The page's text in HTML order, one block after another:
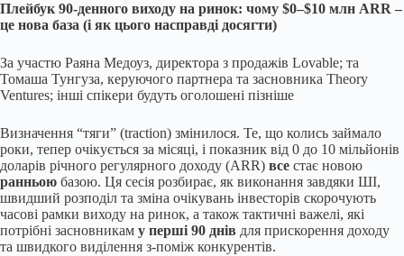
Плейбук 90-денного виходу на ринок: чому $0–$10 млн ARR –
це нова база (і як цього насправді досягти)
За участю Раяна Медоуз, директора з продажів Lovable; та
Томаша Тунгуза, керуючого партнера та засновника Theory
Ventures; інші спікери будуть оголошені пізніше
Визначення “тяги” (traction) змінилося. Те, що колись займало
роки, тепер очікується за місяці, і показник від 0 до 10 мільйонів
доларів річного регулярного доходу (ARR) все стає новою
ранньою базою. Ця сесія розбирає, як виконання завдяки ШІ,
швидший розподіл та зміна очікувань інвесторів скорочують
часові рамки виходу на ринок, а також тактичні важелі, які
потрібні засновникам у перші 90 днів для прискорення доходу
та швидкого виділення з-поміж конкурентів.